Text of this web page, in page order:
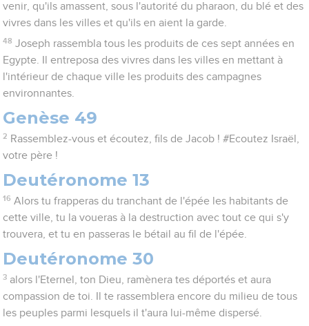
venir, qu'ils amassent, sous l'autorité du pharaon, du blé et des
vivres dans les villes et qu'ils en aient la garde.
48 Joseph rassembla tous les produits de ces sept années en
Egypte. Il entreposa des vivres dans les villes en mettant à
l'intérieur de chaque ville les produits des campagnes
environnantes.
Genèse 49
2 Rassemblez-vous et écoutez, fils de Jacob ! #Ecoutez Israël,
votre père !
Deutéronome 13
16 Alors tu frapperas du tranchant de l'épée les habitants de
cette ville, tu la voueras à la destruction avec tout ce qui s'y
trouvera, et tu en passeras le bétail au fil de l'épée.
Deutéronome 30
3 alors l'Eternel, ton Dieu, ramènera tes déportés et aura
compassion de toi. Il te rassemblera encore du milieu de tous
les peuples parmi lesquels il t'aura lui-même dispersé.